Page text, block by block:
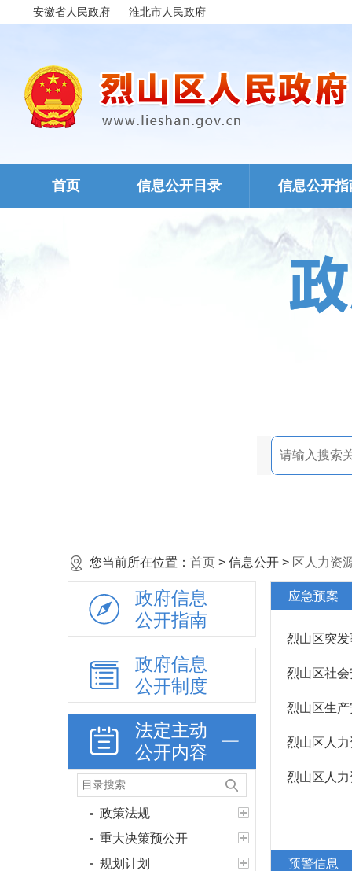
安徽省人民政府 淮北市人民政府
首页 信息公开目录 信息公开指
您当前所在位置： 首页 > 信息公开 > 区人力资
政府信息
公开指南
政府信息
公开制度
法定主动
公开内容
政策法规
重大决策预公开
规划计划
应急预案
烈山区突
烈山区社
烈山区生
烈山区人
烈山区人
预警信息